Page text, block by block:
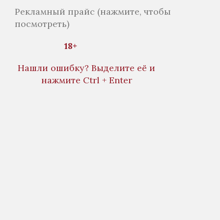
Рекламный прайс (нажмите, чтобы
посмотреть)
18+
Нашли ошибку? Выделите её и
нажмите Ctrl + Enter